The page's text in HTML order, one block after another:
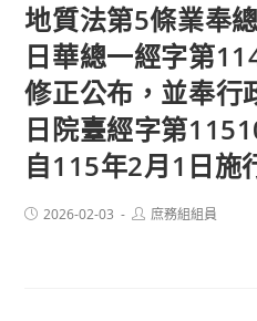
地質法第5條業奉
日華總一經字第
修正公布，並奉行
日院臺經字第
自115年2月1日施
Post2026-02-03
Post庶務組組員